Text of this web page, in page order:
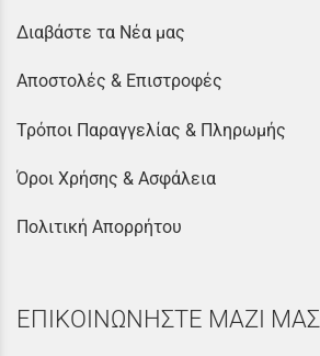
Διαβάστε τα Νέα μας
Αποστολές & Επιστροφές
Τρόποι Παραγγελίας & Πληρωμής
Όροι Χρήσης & Ασφάλεια
Πολιτική Απορρήτου
ΕΠΙΚΟΙΝΩΝΗΣΤΕ ΜΑΖΙ ΜΑΣ